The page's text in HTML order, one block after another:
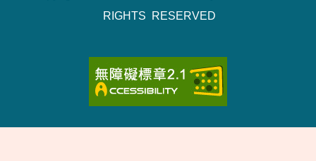
RIGHTS RESERVED